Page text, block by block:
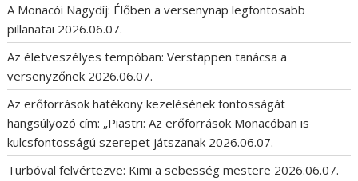
A Monacói Nagydíj: Élőben a versenynap legfontosabb
pillanatai 2026.06.07.
Az életveszélyes tempóban: Verstappen tanácsa a
versenyzőnek 2026.06.07.
Az erőforrások hatékony kezelésének fontosságát
hangsúlyozó cím: „Piastri: Az erőforrások Monacóban is
kulcsfontosságú szerepet játszanak 2026.06.07.
Turbóval felvértezve: Kimi a sebesség mestere 2026.06.07.